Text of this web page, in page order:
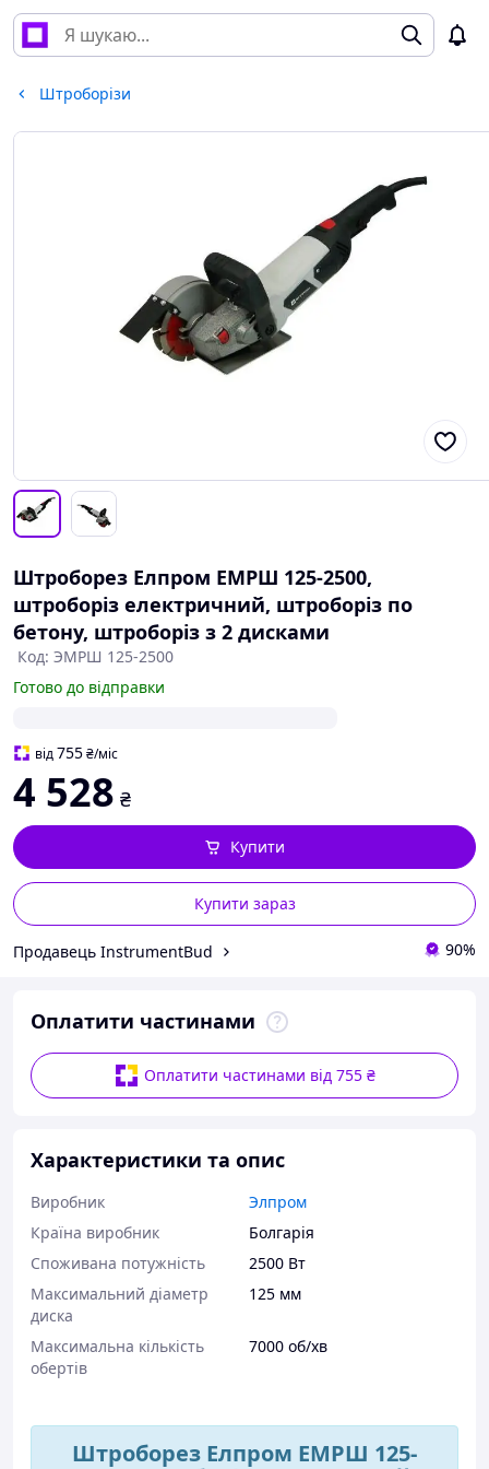
Штроборізи
Штроборез Елпром ЕМРШ 125-2500,
штроборіз електричний, штроборіз по
бетону, штроборіз з 2 дисками
Код: ЭМРШ 125-2500
Готово до відправки
від755₴/міс
4 528 ₴
Купити зараз
Купити
Продавець InstrumentBud 90%
Оплатити частинами
Оплатити частинами від 755 ₴
Характеристики та опис
Виробник
Элпром
Країна виробник
Болгарія
Споживана потужність
2500 Вт
Максимальний діаметр
диска
125 мм
Максимальна кількість
обертів
7000 об/хв
Штроборез Елпром ЕМРШ 125-